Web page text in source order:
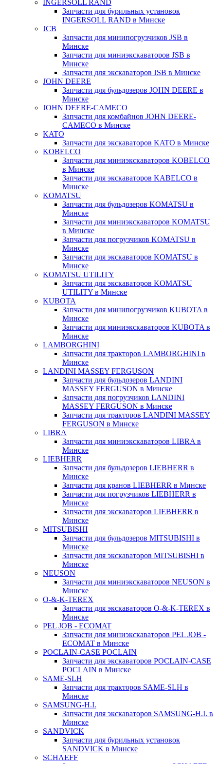
INGERSOLL RAND
Запчасти для бурильных установок
INGERSOLL RAND в Минске
JCB
Запчасти для минипогрузчиков JSB в
Минске
Запчасти для миниэкскаваторов JSB в
Минске
Запчасти для экскаваторов JSB в Минске
JOHN DEERE
Запчасти для бульдозеров JOHN DEERE в
Минске
JOHN DEERE-CAMECO
Запчасти для комбайнов JOHN DEERE-
CAMECO в Минске
KATO
Запчасти для экскаваторов KATO в Минске
KOBELCO
Запчасти для миниэкскаваторов KOBELCO
в Минске
Запчасти для экскаваторов KABELCO в
Минске
KOMATSU
Запчасти для бульдозеров KOMATSU в
Минске
Запчасти для миниэкскаваторов KOMATSU
в Минске
Запчасти для погрузчиков KOMATSU в
Минске
Запчасти для экскаваторов KOMATSU в
Минске
KOMATSU UTILITY
Запчасти для экскаваторов KOMATSU
UTILITY в Минске
KUBOTA
Запчасти для минипогрузчиков KUBOTA в
Минске
Запчасти для миниэкскаваторов KUBOTA в
Минске
LAMBORGHINI
Запчасти для тракторов LAMBORGHINI в
Минске
LANDINI MASSEY FERGUSON
Запчасти для бульдозеров LANDINI
MASSEY FERGUSON в Минске
Запчасти для погрузчиков LANDINI
MASSEY FERGUSON в Минске
Запчасти для тракторов LANDINI MASSEY
FERGUSON в Минске
LIBRA
Запчасти для миниэкскаваторов LIBRA в
Минске
LIEBHERR
Запчасти для бульдозеров LIEBHERR в
Минске
Запчасти для кранов LIEBHERR в Минске
Запчасти для погрузчиков LIEBHERR в
Минске
Запчасти для экскаваторов LIEBHERR в
Минске
MITSUBISHI
Запчасти для бульдозеров MITSUBISHI в
Минске
Запчасти для экскаваторов MITSUBISHI в
Минске
NEUSON
Запчасти для миниэкскаваторов NEUSON в
Минске
O-&-K-TEREX
Запчасти для экскаваторов O-&-K-TEREX в
Минске
PEL JOB - ECOMAT
Запчасти для миниэкскаваторов PEL JOB -
ECOMAT в Минске
POCLAIN-CASE POCLAIN
Запчасти для экскаваторов POCLAIN-CASE
POCLAIN в Минске
SAME-SLH
Запчасти для тракторов SAME-SLH в
Минске
SAMSUNG-H.I.
Запчасти для экскаваторов SAMSUNG-H.I. в
Минске
SANDVICK
Запчасти для бурильных установок
SANDVICK в Минске
SCHAEFF